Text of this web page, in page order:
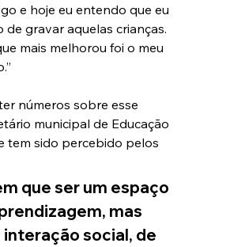
e hoje eu entendo que eu
de gravar aquelas crianças.
mais melhorou foi o meu
números sobre esse
municipal de Educação
tem sido percebido pelos
que ser um espaço
mas
social, de